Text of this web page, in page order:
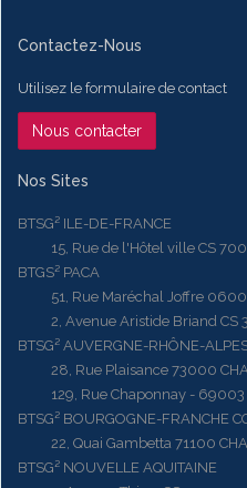
Contactez-Nous
Utilisez le formulaire de contact
Nous contacter
Nos Sites
BTSG² ILE-DE-FRANCE
15, Rue de l'Hôtel ville CS
BTGS² PACA
51, Rue Maréchal Joffre
2, Avenue Aristide Briand CS
BTSG² AUVERGNE-RHÔNE-
28, Rue Plaisance 73000
129, Rue Chaponnay - 69003
BTSG² BOURGOGNE-FRANCHE
22, Quai Gambetta 71100
BTSG² NOUVELLE AQUITAINE